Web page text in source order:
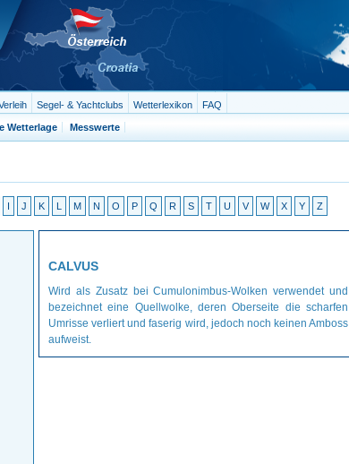
Segel- & Yachtclubs Wetterlexikon FAQ
Wetterlage Messwerte
I J K L M N O P Q R S T U V W X Y Z
CALVUS
Wird als Zusatz bei Cumulonimbus-Wolken verwendet und
bezeichnet eine Quellwolke, deren Oberseite die scharfen
Umrisse verliert und faserig wird, jedoch noch keinen Amboss
aufweist.